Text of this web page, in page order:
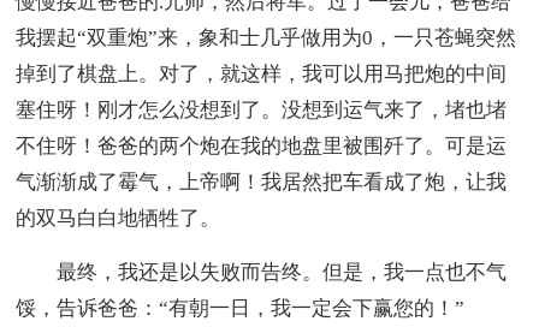
我摆起“双重炮”来，象和士几乎做用为0，一只苍蝇突然
掉到了棋盘上。对了，就这样，我可以用马把炮的中间
塞住呀！刚才怎么没想到了。没想到运气来了，堵也堵
不住呀！爸爸的两个炮在我的地盘里被围歼了。可是运
气渐渐成了霉气，上帝啊！我居然把车看成了炮，让我
的双马白白地牺牲了。
最终，我还是以失败而告终。但是，我一点也不气
馁，告诉爸爸：“有朝一日，我一定会下赢您的！”